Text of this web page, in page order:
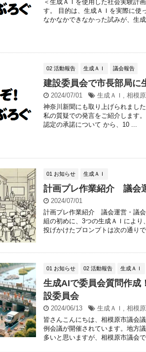
＜生成ＡＩを使用した社会実験計
す。 目的は、生成ＡＩを実際に使
なかなかできなかった試みが、生成
02 活動報告 生成ＡＩ 議会報告
建設委員会で市長部局に
2024/07/01 生成ＡＩ , 相模
神奈川新聞にも取り上げられまし
私の質疑での発言をご紹介します
認定の承諾について から、10 ...
01 お知らせ 生成ＡＩ
計画プレ作業紹介 議会
2024/07/01
計画プレ作業紹介 議会運営・議
組の初めに、3つの生成ＡＩにより
投げかけたプロンプトは次の通り
01 お知らせ 02 活動報告 生成ＡＩ
生成AIで委員会質問作
設委員会
2024/06/13 生成ＡＩ , 相模
皆さんこんにちは、相模原市議会
例会議が開催されています。地方
多いと思いますが、相模原市議会